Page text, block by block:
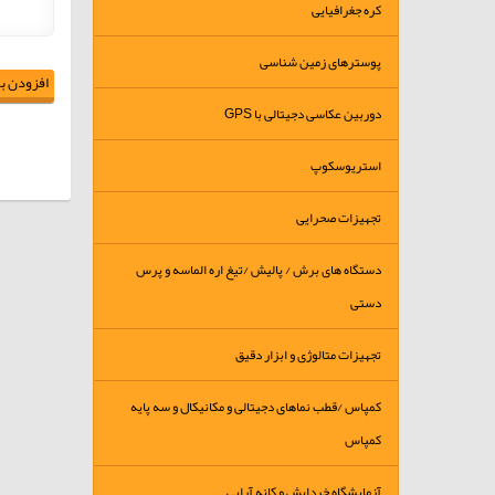
کره جغرافیایی
پوسترهای زمین شناسی
دوربین عکاسی دجیتالی با GPS
استریوسکوپ
تجهیزات صحرایی
دستگاه های برش / پالیش /تیغ اره الماسه و پرس
دستی
تجهیزات متالوژی و ابزار دقیق
کمپاس /قطب نماهای دجیتالی و مکانیکال و سه پایه
کمپاس
افزودن